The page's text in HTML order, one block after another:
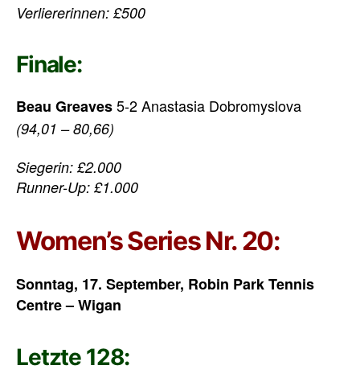
Verliererinnen: £500
Finale:
Beau Greaves5-2 Anastasia Dobromyslova
(94,01 – 80,66)
Siegerin: £2.000
Runner-Up: £1.000
Women’s Series Nr. 20:
Sonntag, 17. September, Robin Park Tennis
Centre – Wigan
Letzte 128: